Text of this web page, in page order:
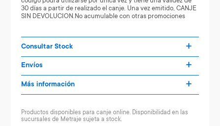
30 días a partir de realizado el canje. Una vez emitido, CANJE
SIN DEVOLUCION.No acumulable con otras promociones
Consultar Stock
Envíos
Más información
Productos disponibles para canje online. Disponibilidad en las
sucursales de Metraje sujeta a stock.